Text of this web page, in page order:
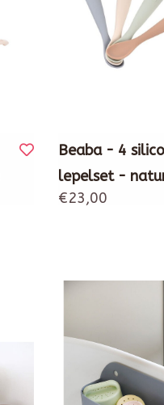
Beaba - 4
lepelset -
€23,00